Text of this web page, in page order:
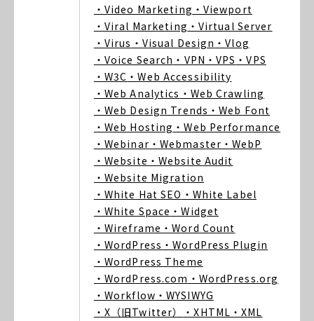
・Video Marketing ・Viewport
・Viral Marketing ・Virtual Server
・Virus ・Visual Design ・Vlog
・Voice Search ・VPN ・VPS ・VPS
・W3C ・Web Accessibility
・Web Analytics ・Web Crawling
・Web Design Trends ・Web Font
・Web Hosting ・Web Performance
・Webinar ・Webmaster ・WebP
・Website ・Website Audit
・Website Migration
・White Hat SEO ・White Label
・White Space ・Widget
・Wireframe ・Word Count
・WordPress ・WordPress Plugin
・WordPress Theme
・WordPress.com ・WordPress.org
・Workflow ・WYSIWYG
・X（旧Twitter）
・XHTML ・XML